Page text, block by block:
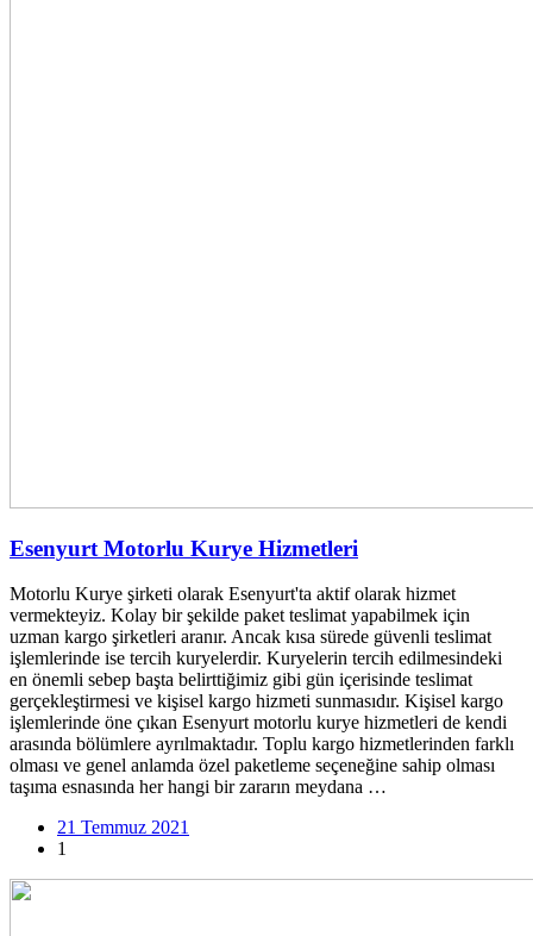
Esenyurt Motorlu Kurye Hizmetleri
Motorlu Kurye şirketi olarak Esenyurt'ta aktif olarak hizmet
vermekteyiz. Kolay bir şekilde paket teslimat yapabilmek için
uzman kargo şirketleri aranır. Ancak kısa sürede güvenli teslimat
işlemlerinde ise tercih kuryelerdir. Kuryelerin tercih edilmesindeki
en önemli sebep başta belirttiğimiz gibi gün içerisinde teslimat
gerçekleştirmesi ve kişisel kargo hizmeti sunmasıdır. Kişisel kargo
işlemlerinde öne çıkan Esenyurt motorlu kurye hizmetleri de kendi
arasında bölümlere ayrılmaktadır. Toplu kargo hizmetlerinden farklı
olması ve genel anlamda özel paketleme seçeneğine sahip olması
taşıma esnasında her hangi bir zararın meydana …
21 Temmuz 2021
1